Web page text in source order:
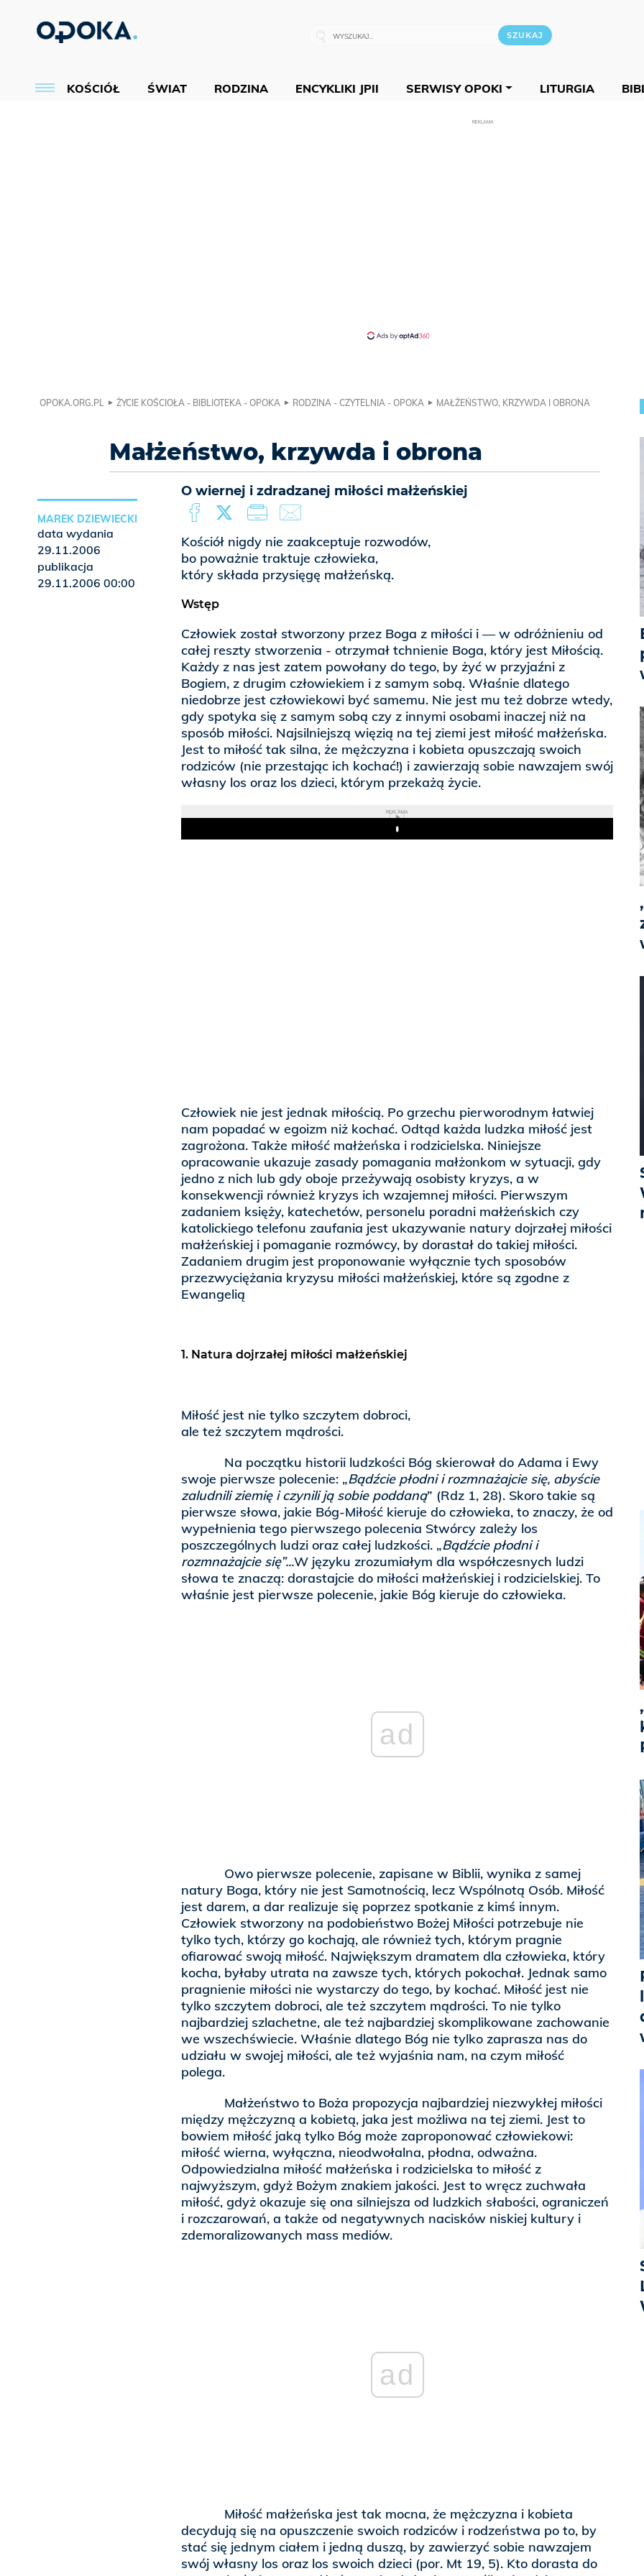
KOŚCIÓŁ ŚWIAT RODZINA ENCYKLIKI JPII SERWISY OPOKI LITURGIA
REKLAMA
OPOKA.ORG.PL ŻYCIE KOŚCIOŁA - BIBLIOTEKA - OPOKA RODZINA - CZYTELNIA - OPOKA MAŁŻEŃSTWO, KRZYWDA I OBRONA
Małżeństwo, krzywda i obrona
O wiernej i zdradzanej miłości małżeńskiej
Kościół nigdy nie zaakceptuje rozwodów,
bo poważnie traktuje człowieka,
który składa przysięgę małżeńską.
Wstęp
Człowiek został stworzony przez Boga z miłości i — w odróżnieniu od
całej reszty stworzenia - otrzymał tchnienie Boga, który jest Miłością.
Każdy z nas jest zatem powołany do tego, by żyć w przyjaźni z
Bogiem, z drugim człowiekiem i z samym sobą. Właśnie dlatego
niedobrze jest człowiekowi być samemu. Nie jest mu też dobrze wtedy,
gdy spotyka się z samym sobą czy z innymi osobami inaczej niż na
sposób miłości. Najsilniejszą więzią na tej ziemi jest miłość małżeńska.
Jest to miłość tak silna, że mężczyzna i kobieta opuszczają swoich
rodziców (nie przestając ich kochać!) i zawierzają sobie nawzajem swój
własny los oraz los dzieci, którym przekażą życie.
REKLAMA
Play
Człowiek nie jest jednak miłością. Po grzechu pierworodnym łatwiej
nam popadać w egoizm niż kochać. Odtąd każda ludzka miłość jest
zagrożona. Także miłość małżeńska i rodzicielska. Niniejsze
opracowanie ukazuje zasady pomagania małżonkom w sytuacji, gdy
jedno z nich lub gdy oboje przeżywają osobisty kryzys, a w
konsekwencji również kryzys ich wzajemnej miłości. Pierwszym
zadaniem księży, katechetów, personelu poradni małżeńskich czy
katolickiego telefonu zaufania jest ukazywanie natury dojrzałej miłości
małżeńskiej i pomaganie rozmówcy, by dorastał do takiej miłości.
Zadaniem drugim jest proponowanie wyłącznie tych sposobów
przezwyciężania kryzysu miłości małżeńskiej, które są zgodne z
Ewangelią
1. Natura dojrzałej miłości małżeńskiej
Miłość jest nie tylko szczytem dobroci,
ale też szczytem mądrości.
Na początku historii ludzkości Bóg skierował do Adama i Ewy
swoje pierwsze polecenie: „Bądźcie płodni i rozmnażajcie się, abyście
zaludnili ziemię i czynili ją sobie poddaną” (Rdz 1, 28). Skoro takie są
pierwsze słowa, jakie Bóg-Miłość kieruje do człowieka, to znaczy, że od
wypełnienia tego pierwszego polecenia Stwórcy zależy los
poszczególnych ludzi oraz całej ludzkości. „Bądźcie płodni i
rozmnażajcie się”...W języku zrozumiałym dla współczesnych ludzi
słowa te znaczą: dorastajcie do miłości małżeńskiej i rodzicielskiej. To
właśnie jest pierwsze polecenie, jakie Bóg kieruje do człowieka.
ad
Owo pierwsze polecenie, zapisane w Biblii, wynika z samej
natury Boga, który nie jest Samotnością, lecz Wspólnotą Osób. Miłość
jest darem, a dar realizuje się poprzez spotkanie z kimś innym.
Człowiek stworzony na podobieństwo Bożej Miłości potrzebuje nie
tylko tych, którzy go kochają, ale również tych, którym pragnie
ofiarować swoją miłość. Największym dramatem dla człowieka, który
kocha, byłaby utrata na zawsze tych, których pokochał. Jednak samo
pragnienie miłości nie wystarczy do tego, by kochać. Miłość jest nie
tylko szczytem dobroci, ale też szczytem mądrości. To nie tylko
najbardziej szlachetne, ale też najbardziej skomplikowane zachowanie
we wszechświecie. Właśnie dlatego Bóg nie tylko zaprasza nas do
udziału w swojej miłości, ale też wyjaśnia nam, na czym miłość
polega.
Małżeństwo to Boża propozycja najbardziej niezwykłej miłości
między mężczyzną a kobietą, jaka jest możliwa na tej ziemi. Jest to
bowiem miłość jaką tylko Bóg może zaproponować człowiekowi:
miłość wierna, wyłączna, nieodwołalna, płodna, odważna.
Odpowiedzialna miłość małżeńska i rodzicielska to miłość z
najwyższym, gdyż Bożym znakiem jakości. Jest to wręcz zuchwała
miłość, gdyż okazuje się ona silniejsza od ludzkich słabości, ograniczeń
i rozczarowań, a także od negatywnych nacisków niskiej kultury i
zdemoralizowanych mass mediów.
ad
Miłość małżeńska jest tak mocna, że mężczyzna i kobieta
decydują się na opuszczenie swoich rodziców i rodzeństwa po to, by
stać się jednym ciałem i jedną duszą, by zawierzyć sobie nawzajem
swój własny los oraz los swoich dzieci (por. Mt 19, 5). Kto dorasta do
MAREK DZIEWIECKI
data wydania
29.11.2006
publikacja
29.11.2006 00:00